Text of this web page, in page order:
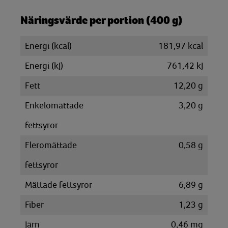
Näringsvärde per portion (400 g)
Energi (kcal)
181,97 kcal
Energi (kJ)
761,42 kJ
Fett
12,20 g
Enkelomättade
fettsyror
3,20 g
Fleromättade
fettsyror
0,58 g
Mättade fettsyror
6,89 g
Fiber
1,23 g
Järn
0,46 mg